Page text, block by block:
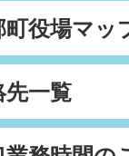
町役場マッ
先一覧